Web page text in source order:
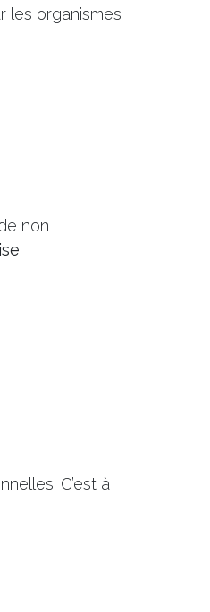
les organismes
non
.
C’est à